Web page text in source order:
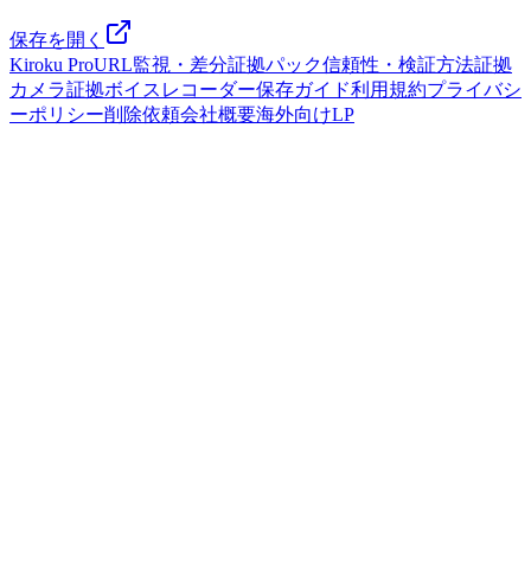
保存を開く
Kiroku ProURL監視・差分証拠パック信頼性・検証方法証拠
カメラ証拠ボイスレコーダー保存ガイド利用規約プライバシ
ーポリシー削除依頼会社概要海外向けLP